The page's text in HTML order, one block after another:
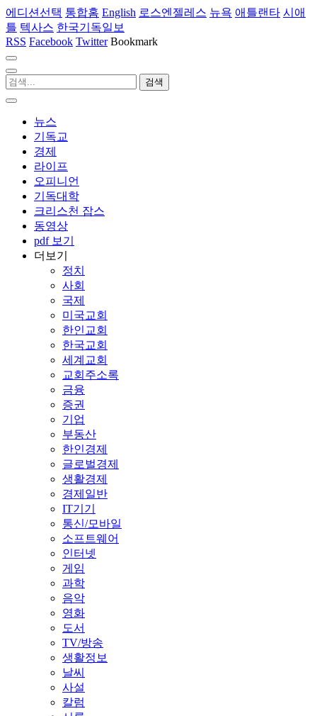
에디션선택 통합홈 English 로스엔젤레스 뉴욕 애틀랜타 시애
틀 텍사스 한국기독일보
RSS Facebook Twitter Bookmark
뉴스
기독교
경제
라이프
오피니언
기독대학
크리스천 잡스
동영상
pdf 보기
더보기
정치
사회
국제
미국교회
한인교회
한국교회
세계교회
교회주소록
금융
증권
기업
부동산
한인경제
글로벌경제
생활경제
경제일반
IT기기
통신/모바일
소프트웨어
인터넷
게임
과학
음악
영화
도서
TV/방송
생활정보
날씨
사설
칼럼